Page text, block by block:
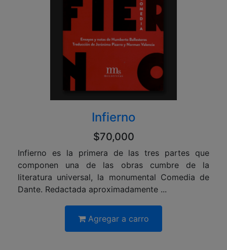
Infierno
$70,000
Infierno es la primera de las tres partes que
componen una de las obras cumbre de la
literatura universal, la monumental Comedia de
Dante. Redactada aproximadamente ...
Agregar a carro